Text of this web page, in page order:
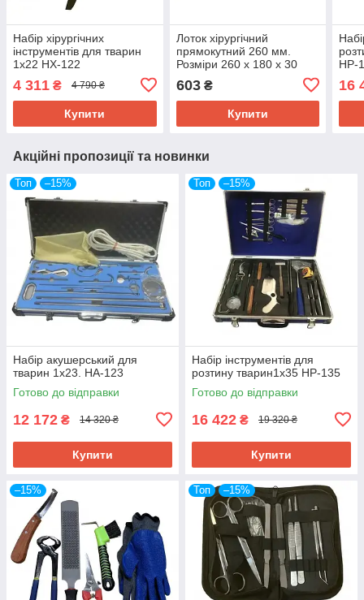
Набір хірургічних
інструментів для тварин
1х22 НХ-122
4 311 ₴ 4 790 ₴
Купити
Лоток хірургічний
прямокутний 260 мм.
Розміри 260 х 180 х 30
SURGIWELOMED
603₴
Купити
НР-
16
Акційні пропозиції та новинки
Топ –15%
Набір акушерський для
тварин 1х23. НА-123
Готово до відправки
12 172 ₴ 14 320 ₴
Купити
Топ –15%
Набір інструментів для
розтину тварин1х35 НР-135
Готово до відправки
16 422 ₴ 19 320 ₴
Купити
–15% Топ –15%